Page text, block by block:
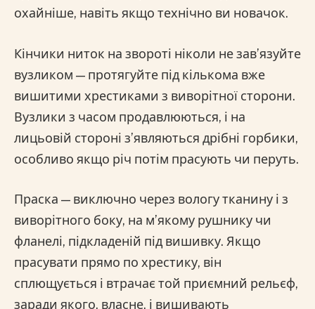
охайніше, навіть якщо технічно ви новачок.
Кінчики ниток на звороті ніколи не зав’язуйте
вузликом — протягуйте під кількома вже
вишитими хрестиками з виворітної сторони.
Вузлики з часом продавлюються, і на
лицьовій стороні з’являються дрібні горбики,
особливо якщо річ потім прасують чи перуть.
Праска — виключно через вологу тканину і з
виворітного боку, на м’якому рушнику чи
фланелі, підкладеній під вишивку. Якщо
прасувати прямо по хрестику, він
сплющується і втрачає той приємний рельєф,
заради якого, власне, і вишивають